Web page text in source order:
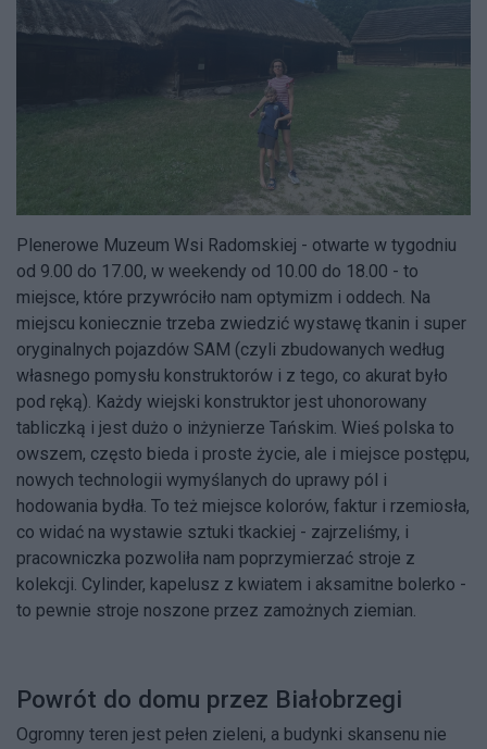
Plenerowe Muzeum Wsi Radomskiej - otwarte w tygodniu
od 9.00 do 17.00, w weekendy od 10.00 do 18.00 - to
miejsce, które przywróciło nam optymizm i oddech. Na
miejscu koniecznie trzeba zwiedzić wystawę tkanin i super
oryginalnych pojazdów SAM (czyli zbudowanych według
własnego pomysłu konstruktorów i z tego, co akurat było
pod ręką). Każdy wiejski konstruktor jest uhonorowany
tabliczką i jest dużo o inżynierze Tańskim. Wieś polska to
owszem, często bieda i proste życie, ale i miejsce postępu,
nowych technologii wymyślanych do uprawy pól i
hodowania bydła. To też miejsce kolorów, faktur i rzemiosła,
co widać na wystawie sztuki tkackiej - zajrzeliśmy, i
pracowniczka pozwoliła nam poprzymierzać stroje z
kolekcji. Cylinder, kapelusz z kwiatem i aksamitne bolerko -
to pewnie stroje noszone przez zamożnych ziemian.
Powrót do domu przez Białobrzegi
Ogromny teren jest pełen zieleni, a budynki skansenu nie